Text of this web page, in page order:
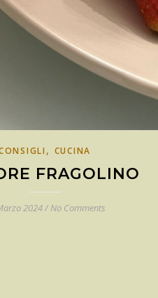
, CUCINA
FRAGOLINO
2024/ No Comments